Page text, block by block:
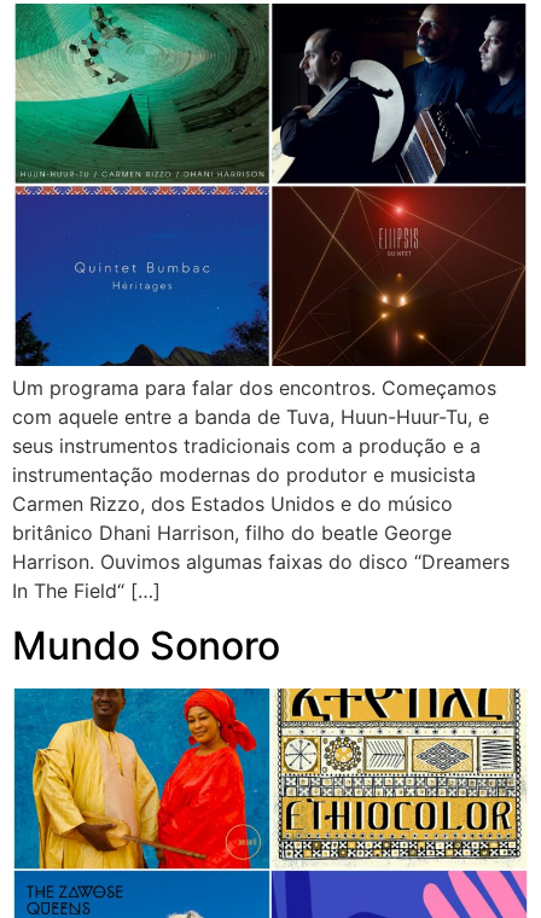
Um programa para falar dos encontros. Começamos
com aquele entre a banda de Tuva, Huun-Huur-Tu, e
seus instrumentos tradicionais com a produção e a
instrumentação modernas do produtor e musicista
Carmen Rizzo, dos Estados Unidos e do músico
britânico Dhani Harrison, filho do beatle George
Harrison. Ouvimos algumas faixas do disco “Dreamers
In The Field“ […]
Mundo Sonoro